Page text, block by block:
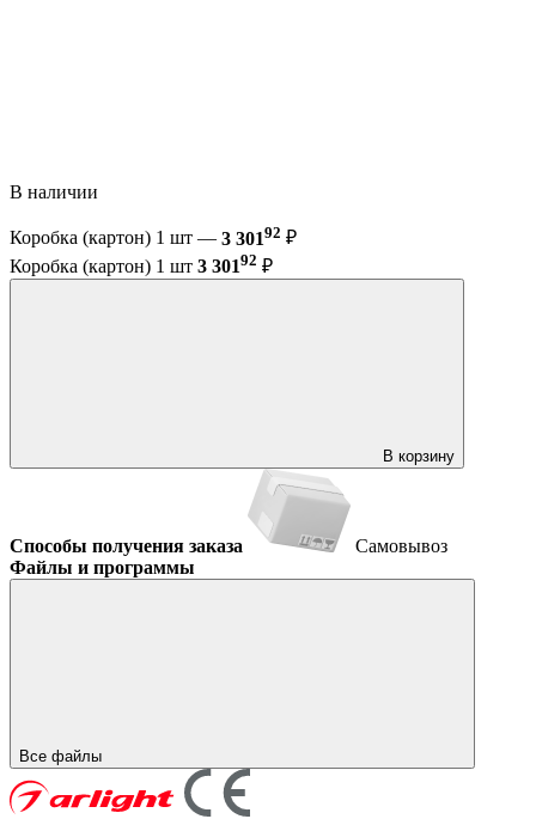
В наличии
Коробка (картон) 1 шт — 3 30192 ₽
Коробка (картон) 1 шт 3 30192 ₽
В корзину
Способы получения заказа
Самовывоз
Файлы и программы
Все файлы